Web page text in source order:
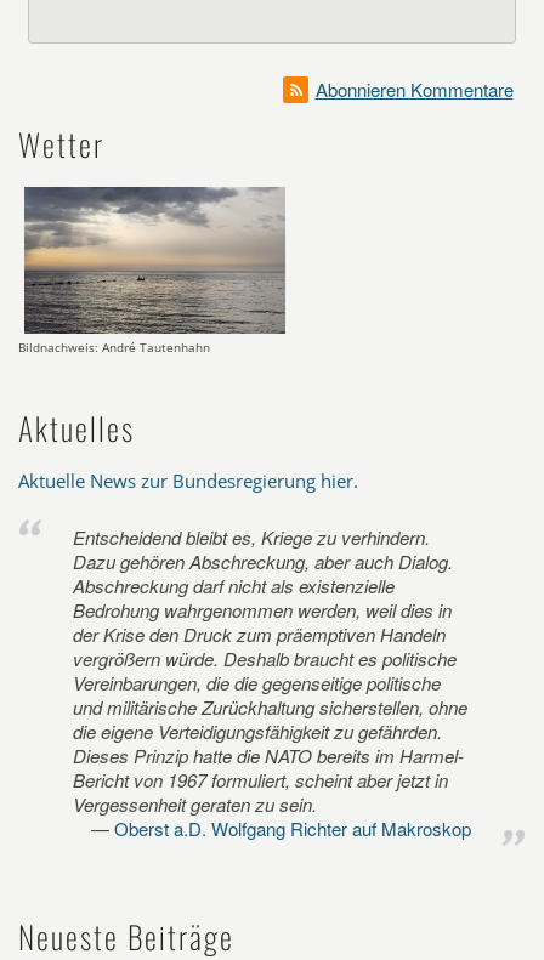
Abonnieren Kommentare
Wetter
Bildnachweis: André Tautenhahn
Aktuelles
Aktuelle News zur Bundesregierung hier.
Entscheidend bleibt es, Kriege zu verhindern.
Dazu gehören Abschreckung, aber auch Dialog.
Abschreckung darf nicht als existenzielle
Bedrohung wahrgenommen werden, weil dies in
der Krise den Druck zum präemptiven Handeln
vergrößern würde. Deshalb braucht es politische
Vereinbarungen, die die gegenseitige politische
und militärische Zurückhaltung sicherstellen, ohne
die eigene Verteidigungsfähigkeit zu gefährden.
Dieses Prinzip hatte die NATO bereits im Harmel-
Bericht von 1967 formuliert, scheint aber jetzt in
Vergessenheit geraten zu sein.
Oberst a.D. Wolfgang Richter auf Makroskop
Neueste Beiträge